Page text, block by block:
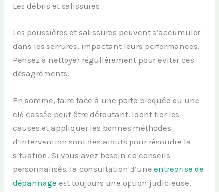
Les débris et salissures
Les poussières et salissures peuvent s’accumuler
dans les serrures, impactant leurs performances.
Pensez à nettoyer régulièrement pour éviter ces
désagréments.
En somme, faire face à une porte bloquée ou une
clé cassée peut être déroutant. Identifier les
causes et appliquer les bonnes méthodes
d’intervention sont des atouts pour résoudre la
situation. Si vous avez besoin de conseils
personnalisés, la consultation d’uneentreprise de
dépannage est toujours une option judicieuse.